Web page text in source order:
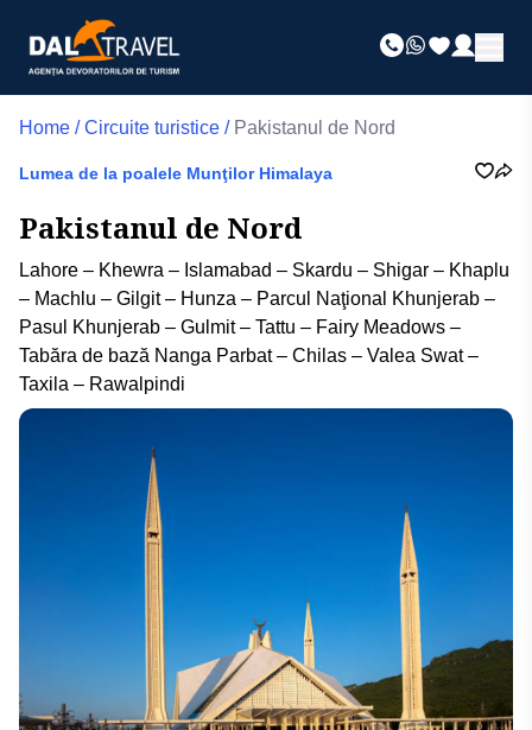
Home / Circuite turistice / Pakistanul de Nord
Lumea de la poalele Munţilor Himalaya
Pakistanul de Nord
Lahore – Khewra – Islamabad – Skardu – Shigar – Khaplu
– Machlu – Gilgit – Hunza – Parcul Naţional Khunjerab –
Pasul Khunjerab – Gulmit – Tattu – Fairy Meadows –
Tabăra de bază Nanga Parbat – Chilas – Valea Swat –
Taxila – Rawalpindi